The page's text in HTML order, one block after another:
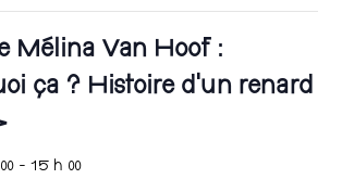
Mélina Van Hoof :
ça ? Histoire d’un renard
-15 h 00